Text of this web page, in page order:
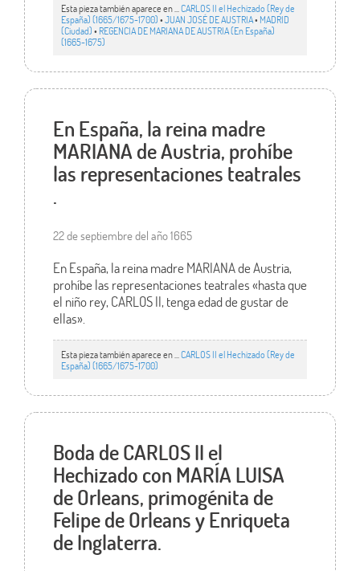
Esta pieza también aparece en ... CARLOS II el Hechizado (Rey de
España) (1665/1675-1700)•JUAN JOSÉ DE AUSTRIA• MADRID
(Ciudad)• REGENCIA DE MARIANA DE AUSTRIA (En España)
(1665-1675)
En España, la reina madre
MARIANA de Austria, prohíbe
las representaciones teatrales
.
22 de septiembre del año 1665
En España, la reina madre MARIANA de Austria,
prohíbe las representaciones teatrales «hasta que
el niño rey, CARLOS II, tenga edad de gustar de
ellas».
Esta pieza también aparece en ... CARLOS II el Hechizado (Rey de
España) (1665/1675-1700)
Boda de CARLOS II el
Hechizado con MARÍA LUISA
de Orleans, primogénita de
Felipe de Orleans y Enriqueta
de Inglaterra.